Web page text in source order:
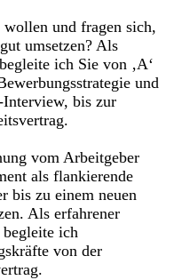
wollen und fragen sich,
umsetzen? Als
ich Sie von ‚A‘
und
Interview, bis zur
vom Arbeitgeber
als flankierende
bis zu einem neuen
Als erfahrener
begleite ich
von der